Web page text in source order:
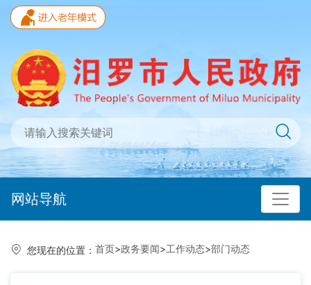
网站导航
您现在的位置： 首页>政务要闻>工作动态>部门动态